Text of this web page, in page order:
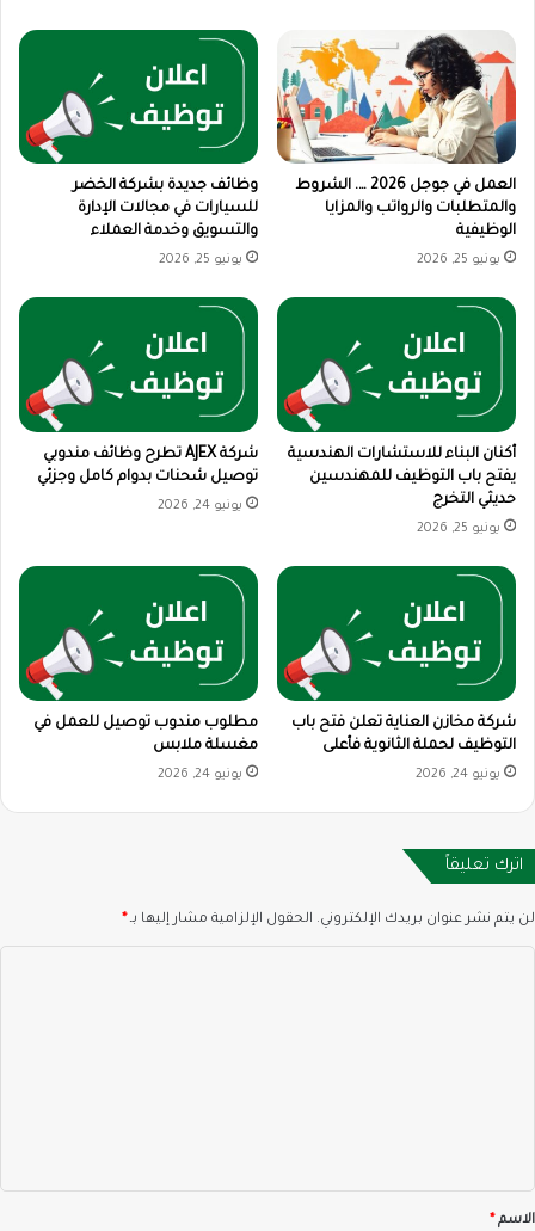
العمل في جوجل 2026 …. الشروط
والمتطلبات والرواتب والمزايا
الوظيفية
يونيو 25, 2026
وظائف جديدة بشركة الخضر
للسيارات في مجالات الإدارة
والتسويق وخدمة العملاء
يونيو 25, 2026
أكنان البناء للاستشارات الهندسية
يفتح باب التوظيف للمهندسين
حديثي التخرج
يونيو 25, 2026
شركة AJEX تطرح وظائف مندوبي
توصيل شحنات بدوام كامل وجزئي
يونيو 24, 2026
شركة مخازن العناية تعلن فتح باب
التوظيف لحملة الثانوية فأعلى
يونيو 24, 2026
مطلوب مندوب توصيل للعمل في
مغسلة ملابس
يونيو 24, 2026
اترك تعليقاً
لن يتم نشر عنوان بريدك الإلكتروني. الحقول الإلزامية مشار إليها بـ *
*الاسم *